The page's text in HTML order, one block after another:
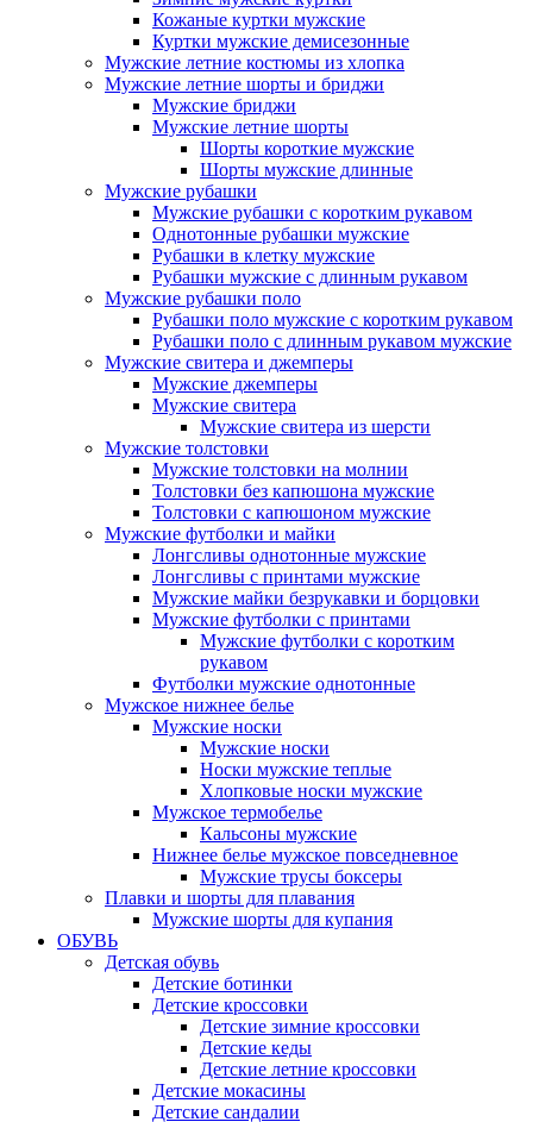
Кожаные куртки мужские
Куртки мужские демисезонные
Мужские летние костюмы из хлопка
Мужские летние шорты и бриджи
Мужские бриджи
Мужские летние шорты
Шорты короткие мужские
Шорты мужские длинные
Мужские рубашки
Мужские рубашки с коротким рукавом
Однотонные рубашки мужские
Рубашки в клетку мужские
Рубашки мужские с длинным рукавом
Мужские рубашки поло
Рубашки поло мужские с коротким рукавом
Рубашки поло с длинным рукавом мужские
Мужские свитера и джемперы
Мужские джемперы
Мужские свитера
Мужские свитера из шерсти
Мужские толстовки
Мужские толстовки на молнии
Толстовки без капюшона мужские
Толстовки с капюшоном мужские
Мужские футболки и майки
Лонгсливы однотонные мужские
Лонгсливы с принтами мужские
Мужские майки безрукавки и борцовки
Мужские футболки с принтами
Мужские футболки с коротким
рукавом
Футболки мужские однотонные
Мужское нижнее белье
Мужские носки
Мужские носки
Носки мужские теплые
Хлопковые носки мужские
Мужское термобелье
Кальсоны мужские
Нижнее белье мужское повседневное
Мужские трусы боксеры
Плавки и шорты для плавания
Мужские шорты для купания
ОБУВЬ
Детская обувь
Детские ботинки
Детские кроссовки
Детские зимние кроссовки
Детские кеды
Детские летние кроссовки
Детские мокасины
Детские сандалии